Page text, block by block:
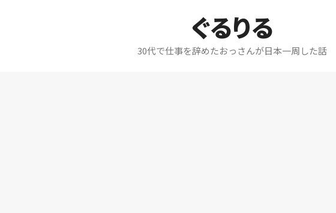
ぐるりる
30代で仕事を辞めたおっさんが日本一周した話